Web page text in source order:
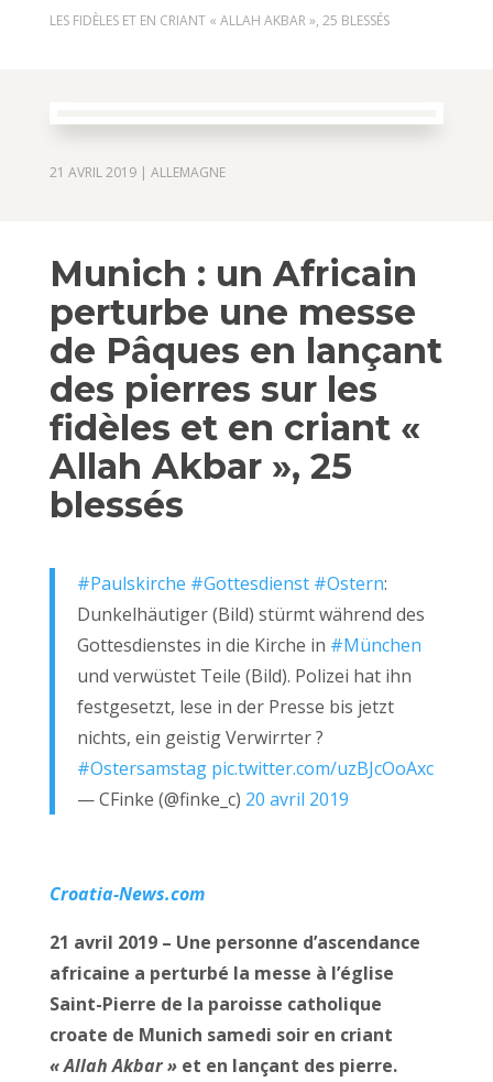
LES FIDÈLES ET EN CRIANT « ALLAH AKBAR », 25 BLESSÉS
21 AVRIL 2019| ALLEMAGNE
Munich : un Africain
perturbe une messe
de Pâques en lançant
des pierres sur les
fidèles et en criant «
Allah Akbar », 25
blessés
#Paulskirche #Gottesdienst #Ostern:
Dunkelhäutiger (Bild) stürmt während des
Gottesdienstes in die Kirche in #München
und verwüstet Teile (Bild). Polizei hat ihn
festgesetzt, lese in der Presse bis jetzt
nichts, ein geistig Verwirrter ?
#Ostersamstag pic.twitter.com/uzBJcOoAxc
— CFinke (@finke_c) 20 avril 2019
Croatia-News.com
21 avril 2019 – Une personne d’ascendance
africaine a perturbé la messe à l’église
Saint-Pierre de la paroisse catholique
croate de Munich samedi soir en criant
« Allah Akbar »et en lançant des pierre.